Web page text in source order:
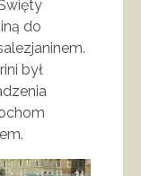
do
był